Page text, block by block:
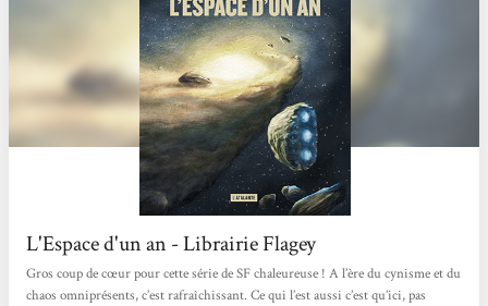
L'Espace d'un an - Librairie Flagey
Gros coup de cœur pour cette série de SF chaleureuse ! A l’ère du cynisme et du
chaos omniprésents, c’est rafraîchissant. Ce qui l’est aussi c’est qu’ici, pas